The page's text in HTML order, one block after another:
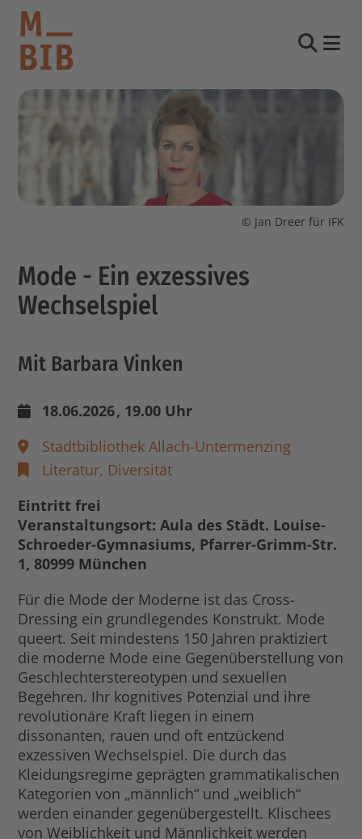
© Jan Dreer für IFK
Mode - Ein exzessives
Wechselspiel
Mit Barbara Vinken
18.06.2026, 19.00 Uhr
Stadtbibliothek Allach-Untermenzing
Literatur, Diversität
Eintritt frei
Veranstaltungsort: Aula des Städt. Louise-
Schroeder-Gymnasiums, Pfarrer-Grimm-Str.
1, 80999 München
Für die Mode der Moderne ist das Cross-
Dressing ein grundlegendes Konstrukt. Mode
queert. Seit mindestens 150 Jahren praktiziert
die moderne Mode eine Gegenüberstellung von
Geschlechterstereotypen und sexuellen
Begehren. Ihr kognitives Potenzial und ihre
revolutionäre Kraft liegen in einem
dissonanten, rauen und oft entzückend
exzessiven Wechselspiel. Die durch das
Kleidungsregime geprägten grammatikalischen
Kategorien von „männlich“ und „weiblich“
werden einander gegenübergestellt. Klischees
von Weiblichkeit und Männlichkeit werden
informieren
entdecken
mitmachen
Katalog
Login Konto
English